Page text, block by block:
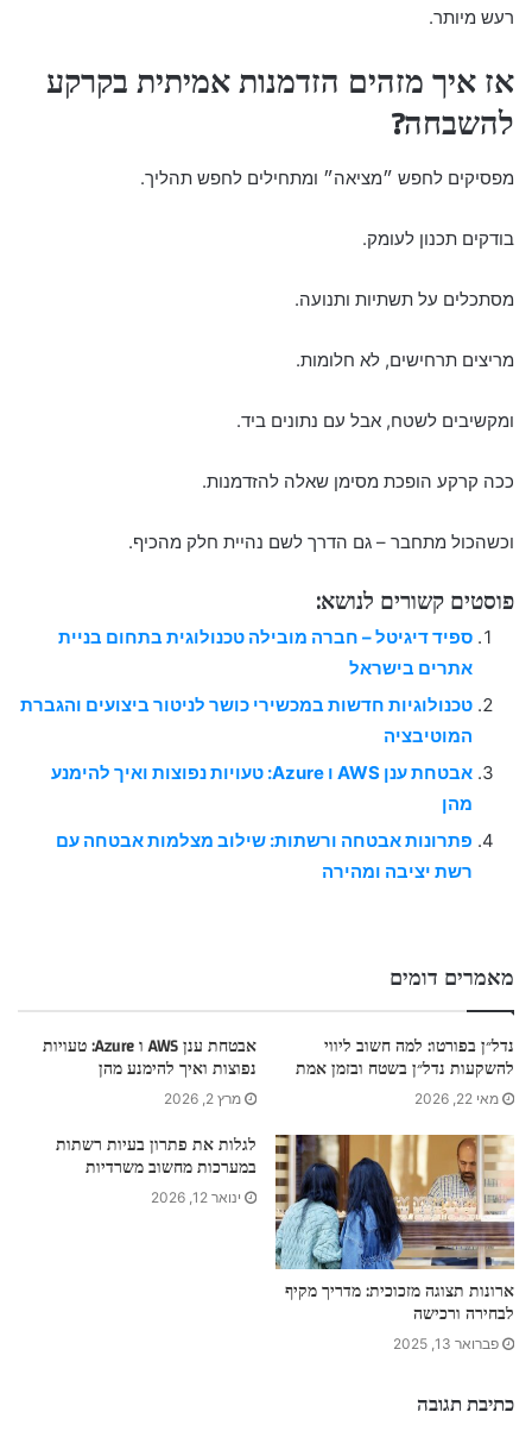
רעש מיותר.
אז איך מזהים הזדמנות אמיתית בקרקע
להשבחה?
מפסיקים לחפש ״מציאה״ ומתחילים לחפש תהליך.
בודקים תכנון לעומק.
מסתכלים על תשתיות ותנועה.
מריצים תרחישים, לא חלומות.
ומקשיבים לשטח, אבל עם נתונים ביד.
ככה קרקע הופכת מסימן שאלה להזדמנות.
וכשהכול מתחבר – גם הדרך לשם נהיית חלק מהכיף.
פוסטים קשורים לנושא:
ספיד דיגיטל – חברה מובילה טכנולוגית בתחום בניית
אתרים בישראל
טכנולוגיות חדשות במכשירי כושר לניטור ביצועים והגברת
המוטיבציה
אבטחת ענן AWS ו Azure: טעויות נפוצות ואיך להימנע
מהן
פתרונות אבטחה ורשתות: שילוב מצלמות אבטחה עם
רשת יציבה ומהירה
מאמרים דומים
נדל״ן בפורטו: למה חשוב ליווי
להשקעות נדל״ן בשטח ובזמן אמת
מאי 22, 2026
אבטחת ענן AWS ו Azure: טעויות
נפוצות ואיך להימנע מהן
מרץ 2, 2026
ארונות תצוגה מזכוכית: מדריך מקיף
לבחירה ורכישה
פברואר 13, 2025
לגלות את פתרון בעיות רשתות
במערכות מחשוב משרדיות
ינואר 12, 2026
כתיבת תגובה